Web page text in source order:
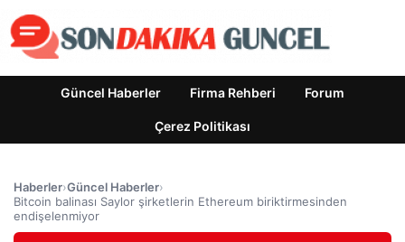
Güncel Haberler Firma Rehberi Forum
Çerez Politikası
Haberler›Güncel Haberler›
Bitcoin balinası Saylor şirketlerin Ethereum biriktirmesinden
endişelenmiyor